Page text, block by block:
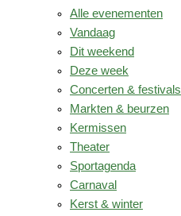
Alle evenementen
Vandaag
Dit weekend
Deze week
Concerten & festivals
Markten & beurzen
Kermissen
Theater
Sportagenda
Carnaval
Kerst & winter